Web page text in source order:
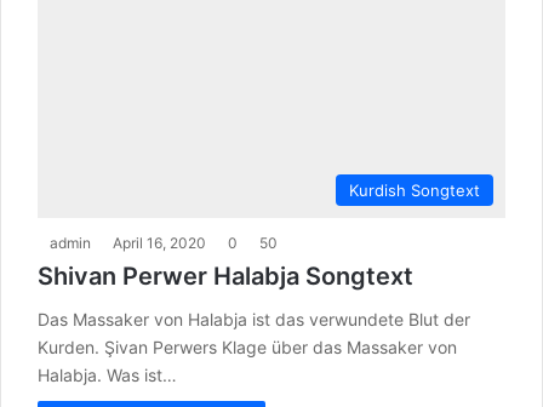
Kurdish Songtext
admin April 16, 2020 0 50
Shivan Perwer Halabja Songtext
Das Massaker von Halabja ist das verwundete Blut der
Kurden. Şivan Perwers Klage über das Massaker von
Halabja. Was ist…